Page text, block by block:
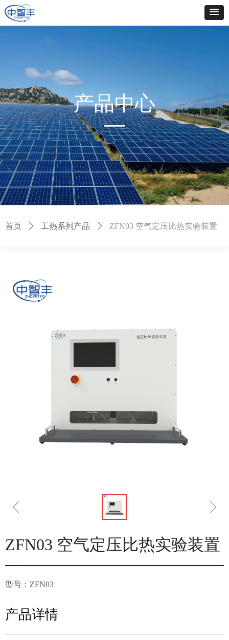
产品中心
—
首页 ꄲ 工热系列产品 ꄲ ZFN03 空气定压比热实验装置
ꁆ ꁇ
ZFN03 空气定压比热实验装置
型号：ZFN03
产品详情